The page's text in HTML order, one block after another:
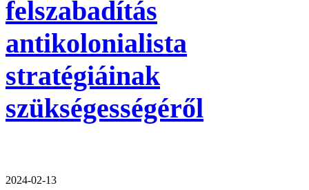
felszabadítás
antikolonialista
stratégiáinak
szükségességéről
2024-02-13